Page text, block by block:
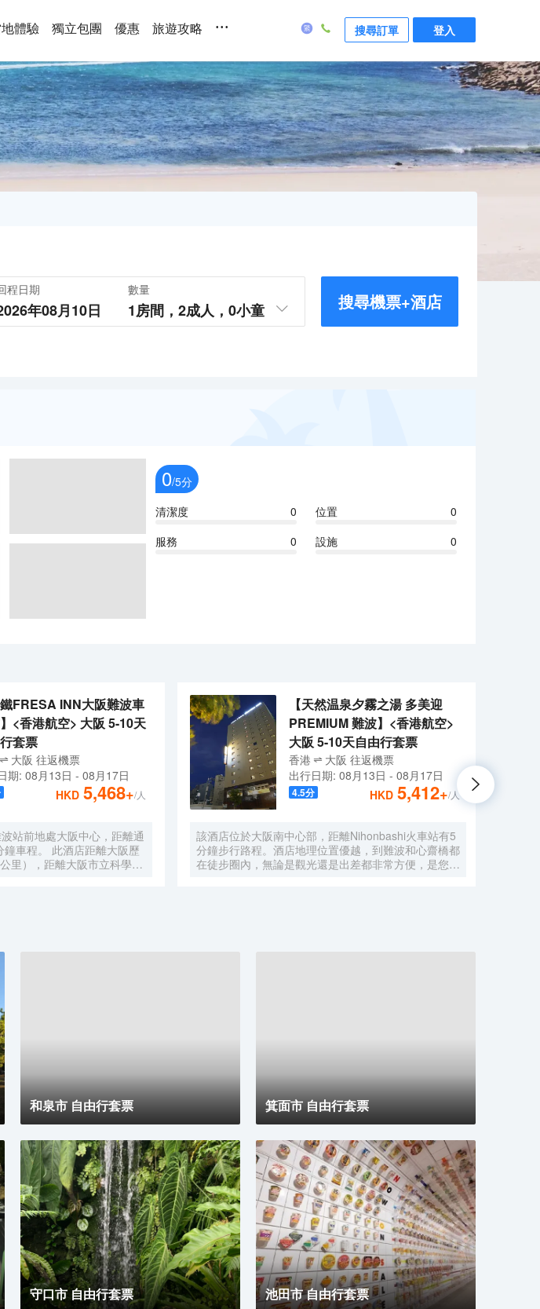
體驗 獨立包團 優惠 旅遊攻略 ... 搜尋訂單 登入
程日期
年08月10日
數量
1房間， 2成人， 0小童 搜尋機票+酒店
0/5分
清潔度
0 位置
0
服務
0 設施 0
鐵FRESA INN大阪難波車
<香港航空> 大阪 5-10天
套票
大阪 往返機票
期: 08月13日 - 08月17日
HKD 5,468+/人
站前地處大阪中心，距離通
車程。 此酒店距離大阪歷
里），距離大阪市立科學館
上用品。提供免費有線和無
【天然温泉夕霧之湯 多美迎
PREMIUM 難波】<香港航空>
大阪 5-10天自由行套票
香港 大阪 往返機票
出行日期: 08月13日 - 08月17日
4.5分 HKD 5,412+/人
該酒店位於大阪南中心部，距離Nihonbashi火車站有5
分鐘步行路程。酒店地理位置優越，到難波和心齋橋都
在徒步圈內，無論是觀光還是出差都非常方便，是您來
和泉市 自由行套票 箕面市 自由行套票
守口市 自由行套票 池田市 自由行套票